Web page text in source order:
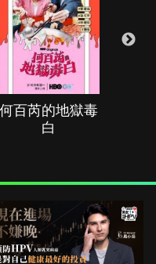
何百芮的地獄毒
白